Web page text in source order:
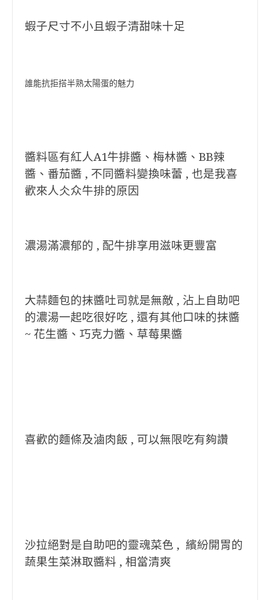
蝦子尺寸不小且蝦子清甜味十足
誰能抗拒搭半熟太陽蛋的魅力
醬料區有紅人A1牛排醬、梅林醬、BB辣
醬、番茄醬 , 不同醬料變換味蕾 , 也是我喜
歡來人仌众牛排的原因
濃湯滿濃郁的 , 配牛排享用滋味更豐富
大蒜麵包的抹醬吐司就是無敵 , 沾上自助吧
的濃湯一起吃很好吃 , 還有其他口味的抹醬
~ 花生醬、巧克力醬、草莓果醬
喜歡的麵條及滷肉飯 , 可以無限吃有夠讚
沙拉絕對是自助吧的靈魂菜色 , 繽紛開胃的
蔬果生菜淋取醬料 , 相當清爽